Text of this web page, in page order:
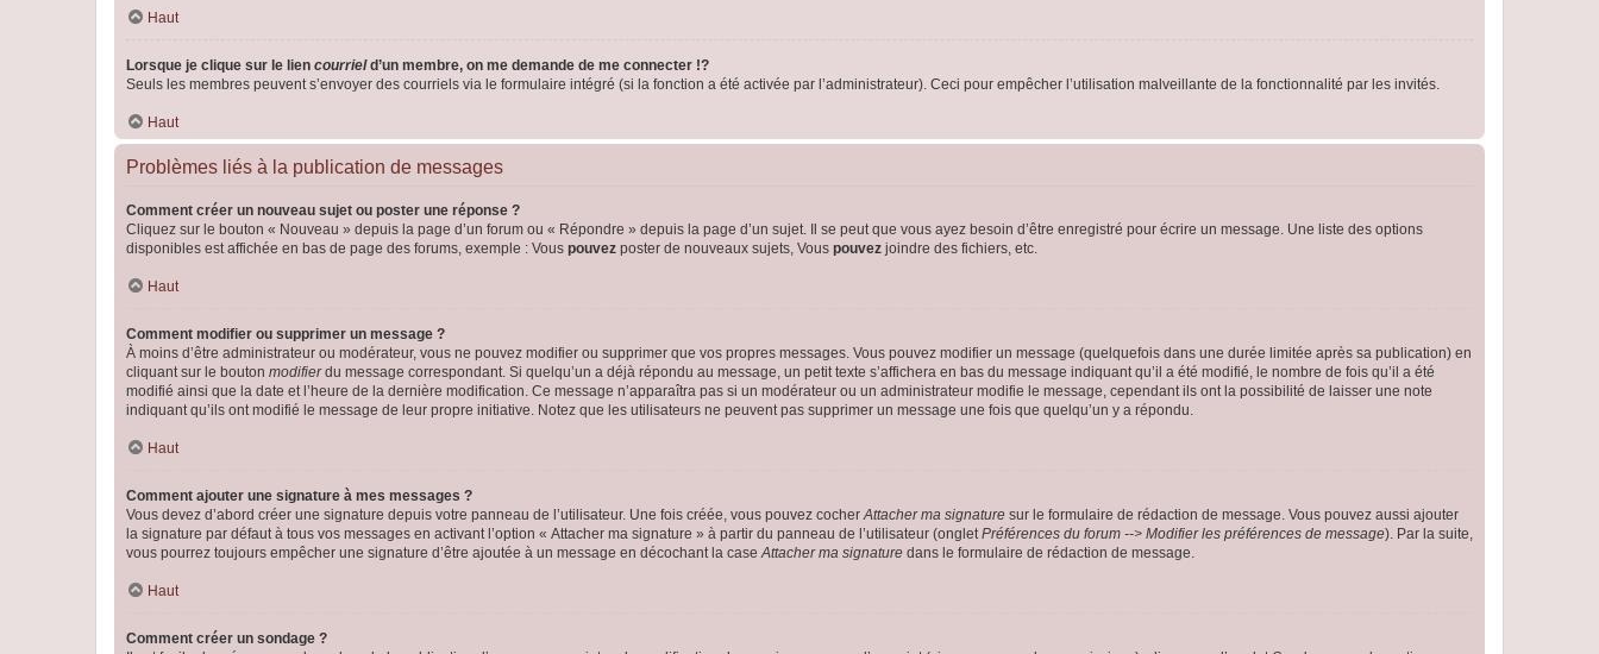
Haut
Lorsque je clique sur le lien courrield’un membre, on me demande de me connecter !?
Seuls les membres peuvent s’envoyer des courriels via le formulaire intégré (si la fonction a été activée par l’administrateur). Ceci pour empêcher l’utilisation malveillante de la fonctionnalité par les invités.
Haut
Problèmes liés à la publication de messages
Comment créer un nouveau sujet ou poster une réponse ?
Cliquez sur le bouton « Nouveau » depuis la page d’un forum ou « Répondre » depuis la page d’un sujet. Il se peut que vous ayez besoin d’être enregistré pour écrire un message. Une liste des options
disponibles est affichée en bas de page des forums, exemple : Vous pouvez poster de nouveaux sujets, Vous pouvez joindre des fichiers, etc.
Haut
Comment modifier ou supprimer un message ?
À moins d’être administrateur ou modérateur, vous ne pouvez modifier ou supprimer que vos propres messages. Vous pouvez modifier un message (quelquefois dans une durée limitée après sa publication) en
cliquant sur le bouton modifierdu message correspondant. Si quelqu’un a déjà répondu au message, un petit texte s’affichera en bas du message indiquant qu’il a été modifié, le nombre de fois qu’il a été
modifié ainsi que la date et l’heure de la dernière modification. Ce message n’apparaîtra pas si un modérateur ou un administrateur modifie le message, cependant ils ont la possibilité de laisser une note
indiquant qu’ils ont modifié le message de leur propre initiative. Notez que les utilisateurs ne peuvent pas supprimer un message une fois que quelqu’un y a répondu.
Haut
Comment ajouter une signature à mes messages ?
Vous devez d’abord créer une signature depuis votre panneau de l’utilisateur. Une fois créée, vous pouvez cocherAttacher ma signature sur le formulaire de rédaction de message. Vous pouvez aussi ajouter
la signature par défaut à tous vos messages en activant l’option « Attacher ma signature » à partir du panneau de l’utilisateur (ongletPréférences du forum --> Modifier les préférences de message). Par la suite,
vous pourrez toujours empêcher une signature d’être ajoutée à un message en décochant la caseAttacher ma signature dans le formulaire de rédaction de message.
Haut
Comment créer un sondage ?